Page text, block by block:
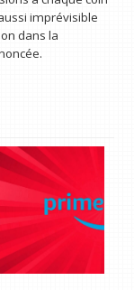
imprévisible
dans la